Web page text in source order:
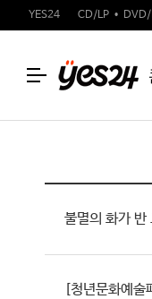
YES24 CD/LP
불멸의 화가 반
[청년문화예술